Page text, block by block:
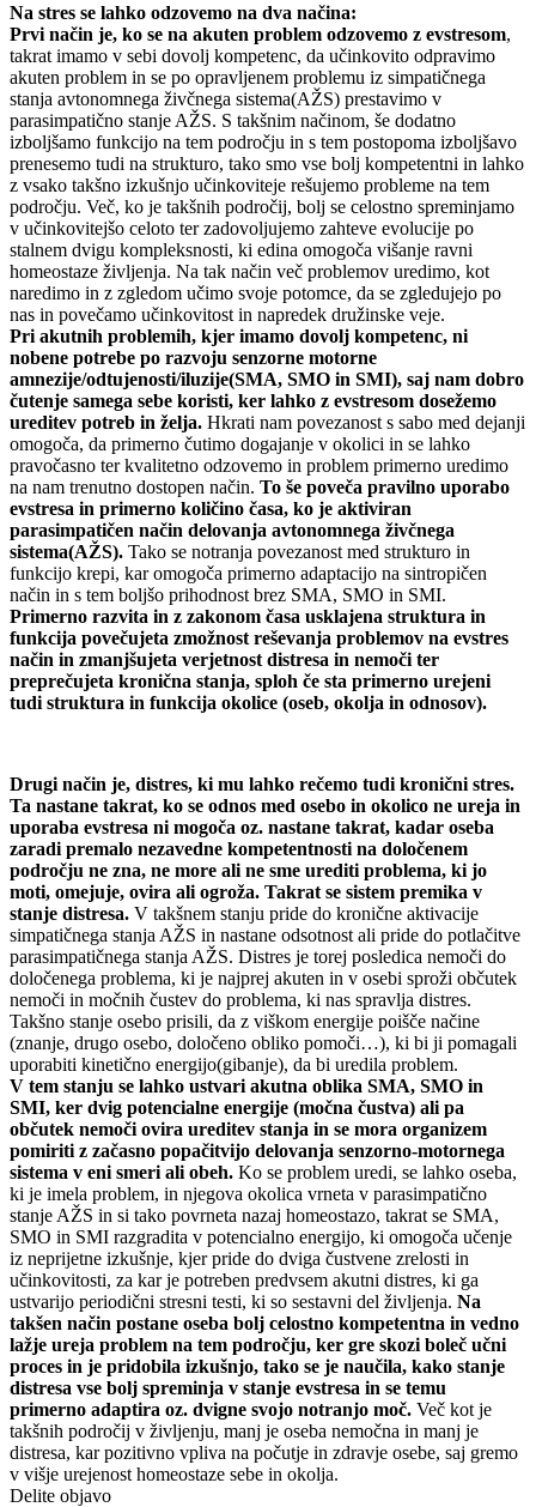
Na stres se lahko odzovemo na dva načina:
Prvi način je, ko se na akuten problem odzovemo z evstresom,
takrat imamo v sebi dovolj kompetenc, da učinkovito odpravimo
akuten problem in se po opravljenem problemu iz simpatičnega
stanja avtonomnega živčnega sistema(AŽS) prestavimo v
parasimpatično stanje AŽS. S takšnim načinom, še dodatno
izboljšamo funkcijo na tem področju in s tem postopoma izboljšavo
prenesemo tudi na strukturo, tako smo vse bolj kompetentni in lahko
z vsako takšno izkušnjo učinkoviteje rešujemo probleme na tem
področju. Več, ko je takšnih področij, bolj se celostno spreminjamo
v učinkovitejšo celoto ter zadovoljujemo zahteve evolucije po
stalnem dvigu kompleksnosti, ki edina omogoča višanje ravni
homeostaze življenja. Na tak način več problemov uredimo, kot
naredimo in z zgledom učimo svoje potomce, da se zgledujejo po
nas in povečamo učinkovitost in napredek družinske veje.
Pri akutnih problemih, kjer imamo dovolj kompetenc, ni
nobene potrebe po razvoju senzorne motorne
amnezije/odtujenosti/iluzije(SMA, SMO in SMI), saj nam dobro
čutenje samega sebe koristi, ker lahko z evstresom dosežemo
ureditev potreb in želja. Hkrati nam povezanost s sabo med dejanji
omogoča, da primerno čutimo dogajanje v okolici in se lahko
pravočasno ter kvalitetno odzovemo in problem primerno uredimo
na nam trenutno dostopen način. To še poveča pravilno uporabo
evstresa in primerno količino časa, ko je aktiviran
parasimpatičen način delovanja avtonomnega živčnega
sistema(AŽS). Tako se notranja povezanost med strukturo in
funkcijo krepi, kar omogoča primerno adaptacijo na sintropičen
način in s tem boljšo prihodnost brez SMA, SMO in SMI.
Primerno razvita in z zakonom časa usklajena struktura in
funkcija povečujeta zmožnost reševanja problemov na evstres
način in zmanjšujeta verjetnost distresa in nemoči ter
preprečujeta kronična stanja, sploh če sta primerno urejeni
tudi struktura in funkcija okolice (oseb, okolja in odnosov).
Drugi način je, distres, ki mu lahko rečemo tudi kronični stres.
Ta nastane takrat, ko se odnos med osebo in okolico ne ureja in
uporaba evstresa ni mogoča oz. nastane takrat, kadar oseba
zaradi premalo nezavedne kompetentnosti na določenem
področju ne zna, ne more ali ne sme urediti problema, ki jo
moti, omejuje, ovira ali ogroža. Takrat se sistem premika v
stanje distresa. V takšnem stanju pride do kronične aktivacije
simpatičnega stanja AŽS in nastane odsotnost ali pride do potlačitve
parasimpatičnega stanja AŽS. Distres je torej posledica nemoči do
določenega problema, ki je najprej akuten in v osebi sproži občutek
nemoči in močnih čustev do problema, ki nas spravlja distres.
Takšno stanje osebo prisili, da z viškom energije poišče načine
(znanje, drugo osebo, določeno obliko pomoči…), ki bi ji pomagali
uporabiti kinetično energijo(gibanje), da bi uredila problem.
V tem stanju se lahko ustvari akutna oblika SMA, SMO in
SMI, ker dvig potencialne energije (močna čustva) ali pa
občutek nemoči ovira ureditev stanja in se mora organizem
pomiriti z začasno popačitvijo delovanja senzorno-motornega
sistema v eni smeri ali obeh. Ko se problem uredi, se lahko oseba,
ki je imela problem, in njegova okolica vrneta v parasimpatično
stanje AŽS in si tako povrneta nazaj homeostazo, takrat se SMA,
SMO in SMI razgradita v potencialno energijo, ki omogoča učenje
iz neprijetne izkušnje, kjer pride do dviga čustvene zrelosti in
učinkovitosti, za kar je potreben predvsem akutni distres, ki ga
ustvarijo periodični stresni testi, ki so sestavni del življenja. Na
takšen način postane oseba bolj celostno kompetentna in vedno
lažje ureja problem na tem področju, ker gre skozi boleč učni
proces in je pridobila izkušnjo, tako se je naučila, kako stanje
distresa vse bolj spreminja v stanje evstresa in se temu
primerno adaptira oz. dvigne svojo notranjo moč. Več kot je
takšnih področij v življenju, manj je oseba nemočna in manj je
distresa, kar pozitivno vpliva na počutje in zdravje osebe, saj gremo
v višje urejenost homeostaze sebe in okolja.
Delite objavo